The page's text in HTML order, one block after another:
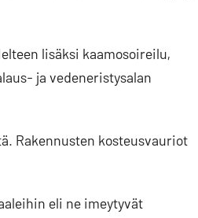
lisäksi kaamosoireilu,
ja vedeneristysalan
Rakennusten kosteusvauriot
eli ne imeytyvät